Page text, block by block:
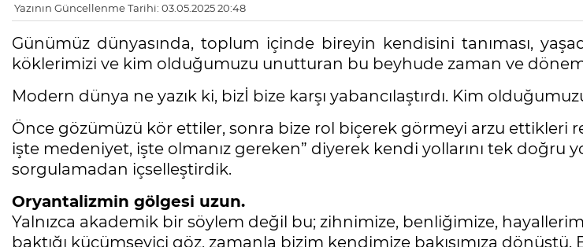
Yazının Güncellenme Tarihi: 03.05.2025 20:48
Günümüz dünyasında, toplum içinde bireyin kendisini tanıması,
köklerimizi ve kim olduğumuzu unutturan bu beyhude zaman ve
Modern dünya ne yazık ki, bizİ bize karşı yabancılaştırdı. Kim
Önce gözümüzü kör ettiler, sonra bize rol biçerek görmeyi arzu ettikleri
işte medeniyet, işte olmanız gereken” diyerek kendi yollarını tek doğru
sorgulamadan içselleştirdik.
Oryantalizmin gölgesi uzun.
Yalnızca akademik bir söylem değil bu; zihnimize, benliğimize,
baktığı küçümseyici göz, zamanla bizim kendimize bakışımıza dönüştü.